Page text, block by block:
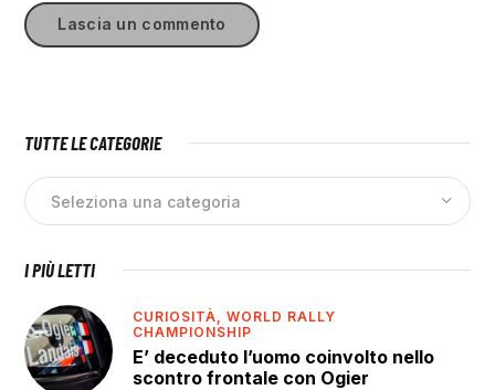
TUTTE LE CATEGORIE
I PIÙ LETTI
CURIOSITÀ,WORLD RALLY
CHAMPIONSHIP
E’ deceduto l’uomo coinvolto nello
scontro frontale con Ogier